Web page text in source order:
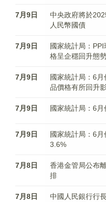
7月9日
中央政府將於
人民幣國債
7月9日
國家統計局：
格呈企穩回升態
7月9日
國家統計局：6
品價格有所回升
7月9日 國家統計局：6
7月9日
國家統計局：6
3.6%
7月8日
香港金管局公布
排
7月8日
中國人民銀行行